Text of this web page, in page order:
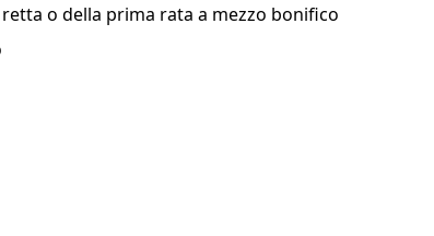
o della prima rata a mezzo bonifico